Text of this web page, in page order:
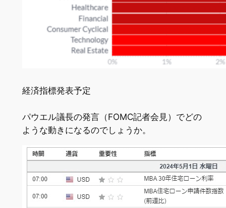
経済指標発表予定
パウエル議長の発言（FOMC記者会見）でどの
ような動きになるのでしょうか。